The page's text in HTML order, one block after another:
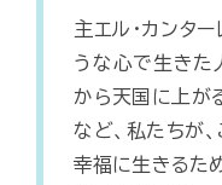
主エル・カンタ
うな心で生きた
から天国に上が
など、私たちが
幸福に生きるた